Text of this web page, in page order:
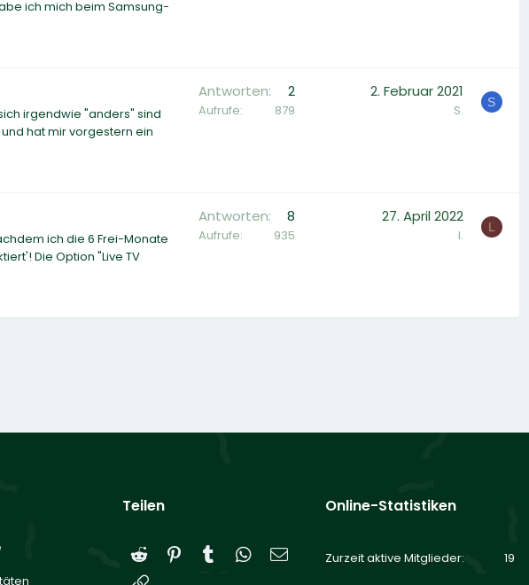
ich mich beim Samsung-
irgendwie "anders" sind
hat mir vorgestern ein
Antworten 2
Aufrufe 879
2. Februar 2021
S. S
ich die 6 Frei-Monate
Die Option "Live TV
Antworten 8
Aufrufe 935
27. April 2022
l. L
Teilen
Reddit Pinterest
Tumblr WhatsApp
E-Mail
Online-Statistiken
Zurzeit aktive Mitglieder 19